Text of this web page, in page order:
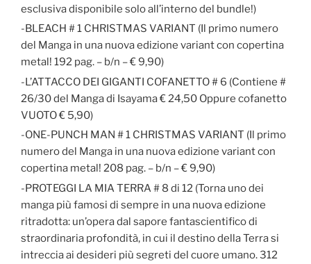
esclusiva disponibile solo all’interno del bundle!)
-BLEACH # 1 CHRISTMAS VARIANT (Il primo numero
del Manga in una nuova edizione variant con copertina
metal! 192 pag. – b/n – € 9,90)
-L’ATTACCO DEI GIGANTI COFANETTO # 6 (Contiene #
26/30 del Manga di Isayama € 24,50 Oppure cofanetto
VUOTO € 5,90)
-ONE-PUNCH MAN # 1 CHRISTMAS VARIANT (Il primo
numero del Manga in una nuova edizione variant con
copertina metal! 208 pag. – b/n – € 9,90)
-PROTEGGI LA MIA TERRA # 8 di 12 (Torna uno dei
manga più famosi di sempre in una nuova edizione
ritradotta: un’opera dal sapore fantascientifico di
straordinaria profondità, in cui il destino della Terra si
intreccia ai desideri più segreti del cuore umano. 312